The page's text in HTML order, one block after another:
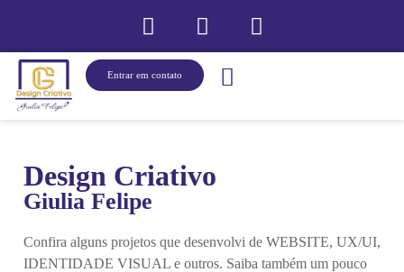
Entrar em contato
Design Criativo
Giulia Felipe
Confira alguns projetos que desenvolvi de WEBSITE, UX/UI,
IDENTIDADE VISUAL e outros. Saiba também um pouco